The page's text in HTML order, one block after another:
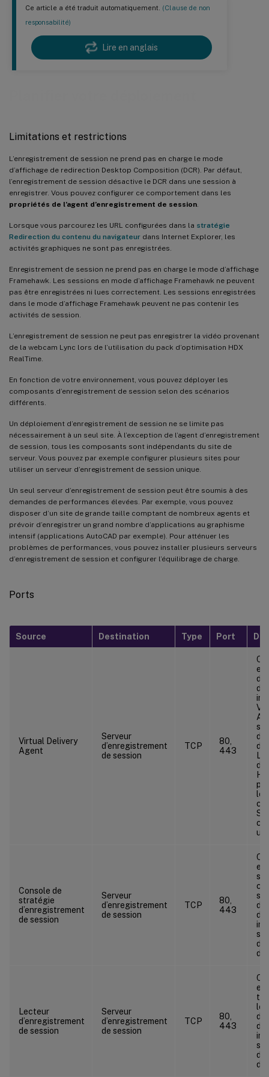
Ce article a été traduit automatiquement. (Clause de non
responsabilité)
Lire en anglais
Limitations et restrictions
L’enregistrement de session ne prend pas en charge le mode
d’affichage de redirection Desktop Composition (DCR). Par défaut,
l’enregistrement de session désactive le DCR dans une session à
enregistrer. Vous pouvez configurer ce comportement dans les
propriétés de l’agent d’enregistrement de session
Lorsque vous parcourez les URL configurées dans la stratégie
Redirection du contenu du navigateur dans Internet Explorer, les
activités graphiques ne sont pas enregistrées.
Enregistrement de session ne prend pas en charge le mode d’affichage
Framehawk. Les sessions en mode d’affichage Framehawk ne peuvent
pas être enregistrées ni lues correctement. Les sessions enregistrées
dans le mode d’affichage Framehawk peuvent ne pas contenir les
activités de session.
L’enregistrement de session ne peut pas enregistrer la vidéo provenant
de la webcam Lync lors de l’utilisation du pack d’optimisation HDX
RealTime.
En fonction de votre environnement, vous pouvez déployer les
composants d’enregistrement de session selon des scénarios
différents.
Un déploiement d’enregistrement de session ne se limite pas
nécessairement à un seul site. À l’exception de l’agent d’enregistrement
de session, tous les composants sont indépendants du site de
serveur. Vous pouvez par exemple configurer plusieurs sites pour
utiliser un serveur d’enregistrement de session unique.
Un seul serveur d’enregistrement de session peut être soumis à des
demandes de performances élevées. Par exemple, vous pouvez
disposer d’un site de grande taille comptant de nombreux agents et
prévoir d’enregistrer un grand nombre d’applications au graphisme
intensif (applications AutoCAD par exemple). Pour atténuer les
problèmes de performances, vous pouvez installer plusieurs serveurs
d’enregistrement de session et configurer l’équilibrage de charge.
Ports
Source Destination Type Port
Virtual Delivery
Agent
Serveur
d’enregistrement
de session
TCP
80,
443
de
de
les
Si
Console de
stratégie
d’enregistrement
de session
Serveur
d’enregistrement
de session
TCP
80,
443
de
de
Lecteur
d’enregistrement
de session
Serveur
d’enregistrement
de session
TCP
80,
443
le
de
de